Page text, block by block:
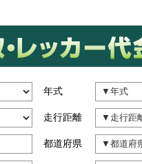
年式
走行距離
都道府県